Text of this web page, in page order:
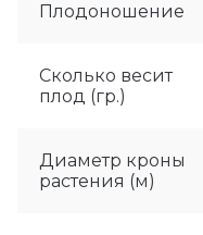
Плодоношение
Сколько весит
плод (гр.)
Диаметр кроны
растения (м)